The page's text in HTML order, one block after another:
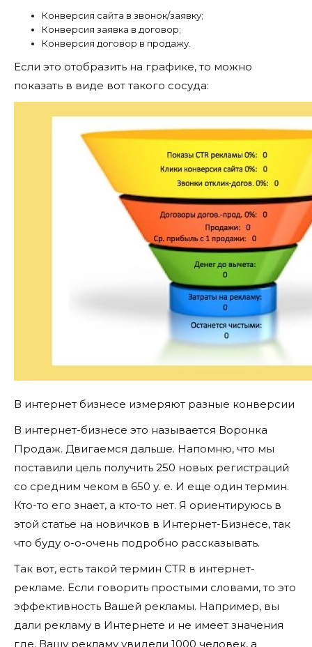
Конверсия сайта в звонок/заявку;
Конверсия заявка в договор;
Конверсия договор в продажу.
Если это отобразить на графике, то можно
показать в виде вот такого сосуда:
В интернет бизнесе измеряют разные конверсии
В интернет-бизнесе это называется Воронка
Продаж. Двигаемся дальше. Напомню, что мы
поставили цель получить 250 новых регистраций
со средним чеком в 650 у. е. И еще один термин.
Кто-то его знает, а кто-то нет. Я ориентируюсь в
этой статье на новичков в Интернет-Бизнесе, так
что буду о-о-очень подробно рассказывать.
Так вот, есть такой термин CTR в интернет-
рекламе. Если говорить простыми словами, то это
эффективность Вашей рекламы. Например, вы
дали рекламу в Интернете и не имеет значения
где. Вашу рекламу увидели 1000 человек, а